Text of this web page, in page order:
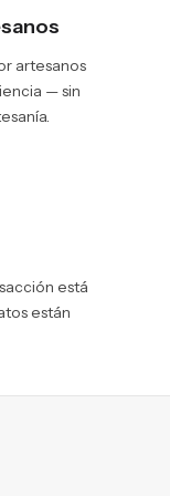
artesanos
— sin
está
están